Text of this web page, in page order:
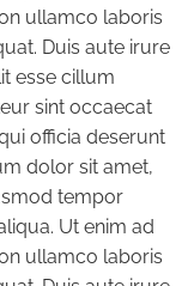
ullamco laboris
Duis aute irure
esse cillum
sint occaecat
officia deserunt
dolor sit amet,
tempor
Ut enim ad
ullamco laboris